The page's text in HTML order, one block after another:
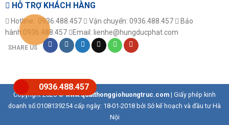
HỖ TRỢ KHÁCH HÀNG
Hotline: 0936.488.457 Vận chuyển: 0936.488.457
Bảo
hành:0936.488.457
Email: lienhe@hungducphat.com
0936.488.457
SHARE US
Copyright 2026 ©www.quatthonggiohuongtruc.com | Giấy phép kinh
doanh số:0108139254 cấp ngày: 18-01-2018 bởi Sở kế hoạch và đầu tư Hà
Nội